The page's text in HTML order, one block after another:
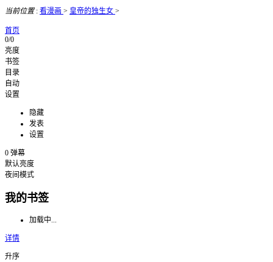
当前位置: 看漫画 > 皇帝的独生女 >
首页
0/0
亮度
书签
目录
自动
设置
隐藏
发表
设置
0 弹幕
默认亮度
夜间模式
我的书签
加载中...
详情
升序